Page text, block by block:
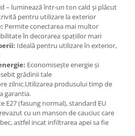
– luminează într-un ton cald și plăcut
pentru utilizare la exterior
Permite conectarea mai multor
în decorarea spațiilor mari
Ideală pentru utilizare în exterior,
Economisește energie și
grădinii tale
zilnic.Utilizarea produsului timp de
garantia.
E27 (fasung normal), standard EU
cu un manson de cauciuc care
astfel incat infiltrarea apei sa fie